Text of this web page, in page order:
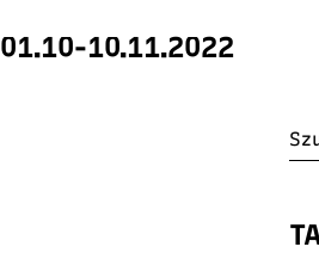
01.10-10.11.2022